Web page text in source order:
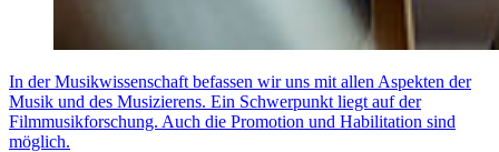
In der Musikwissenschaft befassen wir uns mit allen Aspekten der
Musik und des Musizierens. Ein Schwerpunkt liegt auf der
Filmmusikforschung. Auch die Promotion und Habilitation sind
möglich.